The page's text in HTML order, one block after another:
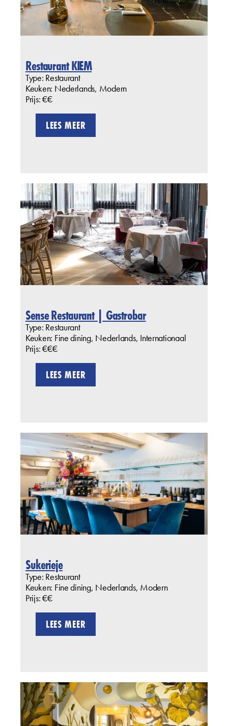
Restaurant KIEM
Type: Restaurant
Keuken: Nederlands, Modern
Prijs: €€
LEES MEER
Sense Restaurant | Gastrobar
Type: Restaurant
Keuken: Fine dining, Nederlands, Internationaal
Prijs: €€€
LEES MEER
Sukerieje
Type: Restaurant
Keuken: Fine dining, Nederlands, Modern
Prijs: €€
LEES MEER